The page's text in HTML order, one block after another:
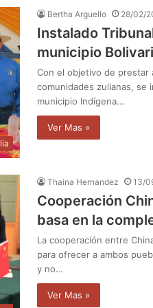
Bertha Arguello 28/02/
Instalado
municipio
Con el objetivo de prestar
comunidades zulianas, se
municipio Indígena…
Ver Mas »
Thaina Hernandez 13/
Cooperación
basa en la
La cooperación entre
para ofrecer a ambos
y no…
Ver Mas »